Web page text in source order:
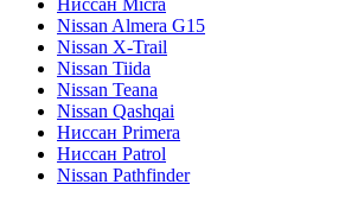
Ниссан Micra
Nissan Almera G15
Nissan X-Trail
Nissan Tiida
Nissan Teana
Nissan Qashqai
Ниссан Primera
Ниссан Patrol
Nissan Pathfinder